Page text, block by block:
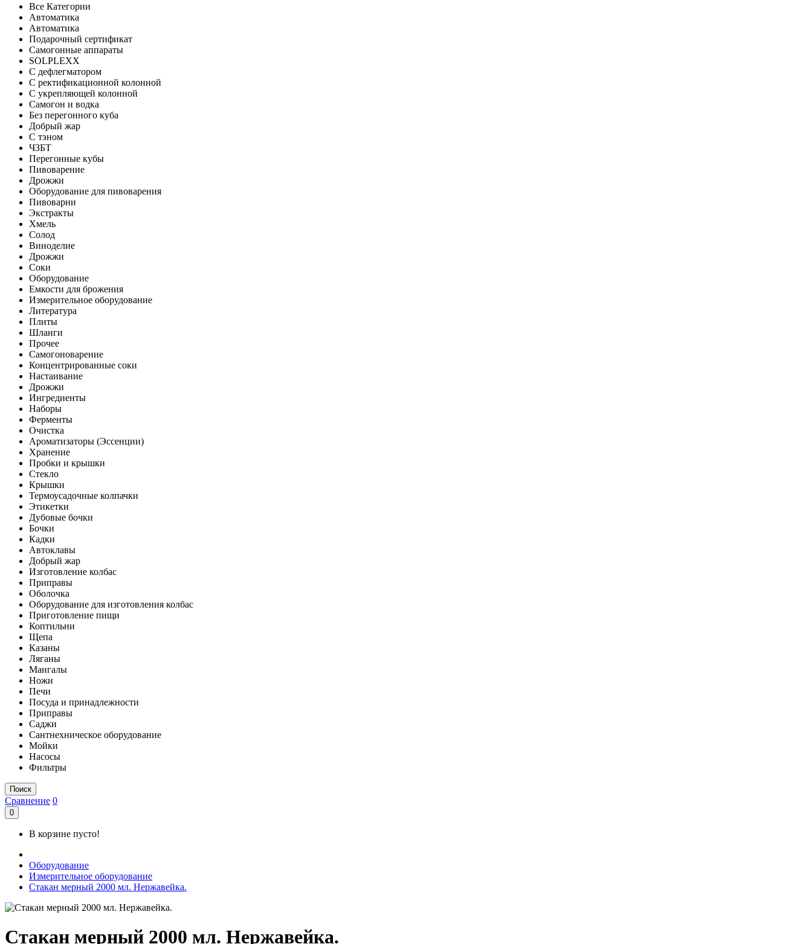
Все Категории
Автоматика
Автоматика
Подарочный сертификат
Самогонные аппараты
SOLPLEXX
С дефлегматором
С ректификационной колонной
С укрепляющей колонной
Самогон и водка
Без перегонного куба
Добрый жар
С тэном
ЧЗБТ
Перегонные кубы
Пивоварение
Дрожжи
Оборудование для пивоварения
Пивоварни
Экстракты
Хмель
Солод
Виноделие
Дрожжи
Соки
Оборудование
Емкости для брожения
Измерительное оборудование
Литература
Плиты
Шланги
Прочее
Самогоноварение
Концентрированные соки
Настаивание
Дрожжи
Ингредиенты
Наборы
Ферменты
Очистка
Ароматизаторы (Эссенции)
Хранение
Пробки и крышки
Стекло
Крышки
Термоусадочные колпачки
Этикетки
Дубовые бочки
Бочки
Кадки
Автоклавы
Добрый жар
Изготовление колбас
Приправы
Оболочка
Оборудование для изготовления колбас
Приготовление пищи
Коптильни
Щепа
Казаны
Ляганы
Мангалы
Ножи
Печи
Посуда и принадлежности
Приправы
Саджи
Сантнехническое оборудование
Мойки
Насосы
Фильтры
Поиск
Сравнение 0
0
В корзине пусто!
Оборудование
Измерительное оборудование
Стакан мерный 2000 мл. Нержавейка.
Стакан мерный 2000 мл. Нержавейка.